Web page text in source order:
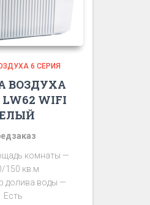
6 СЕРИЯ
ВОЗДУХА
LW62 WIFI
комнаты —
150 кв.м
долива воды —
Есть